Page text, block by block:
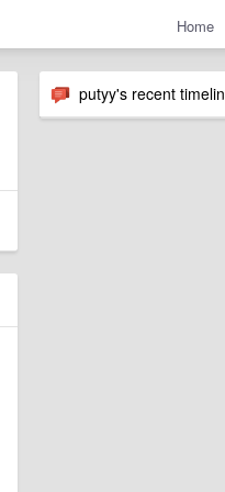
Home
putyy's recent